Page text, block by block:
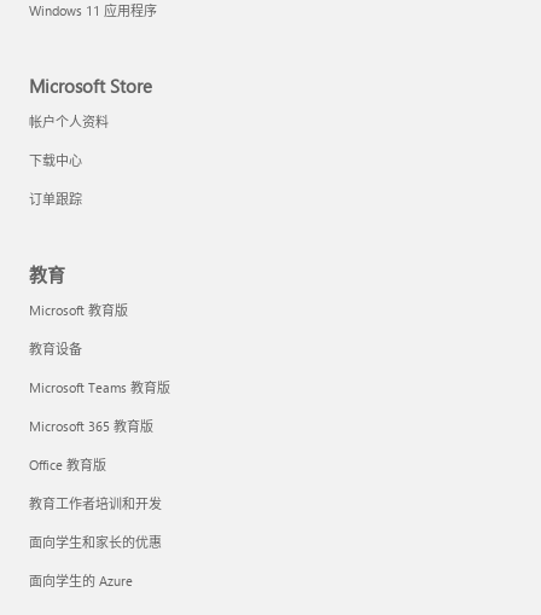
Windows 11 应用程序
Microsoft Store
帐户个人资料
下载中心
订单跟踪
教育
Microsoft 教育版
教育设备
Microsoft Teams 教育版
Microsoft 365 教育版
Office 教育版
教育工作者培训和开发
面向学生和家长的优惠
面向学生的 Azure